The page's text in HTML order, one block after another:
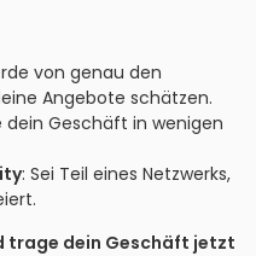
von genau den
Angebote schätzen.
dein Geschäft in wenigen
: Sei Teil eines Netzwerks,
trage dein Geschäft jetzt